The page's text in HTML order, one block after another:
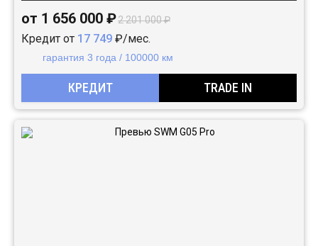
от 1 656 000 ₽2 201 000 ₽
Кредит от 17 749 ₽/мес.
гарантия 3 года / 100000 км
КРЕДИТ TRADE IN